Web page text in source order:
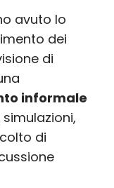
avuto lo
dei
di
informale
di